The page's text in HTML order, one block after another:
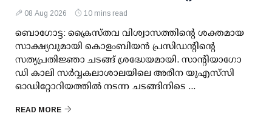
08 Aug 2026 10 mins read
ബൊഗോട്ട: ക്രൈസ്തവ വിശ്വാസത്തിന്റെ ശക്തമായ
സാക്ഷ്യവുമായി കൊളംബിയൻ പ്രസിഡന്റിന്റെ
സത്യപ്രതിജ്ഞാ ചടങ്ങ് ശ്രദ്ധേയമായി. സാന്റിയാഗോ
ഡി കാലി സർവ്വകലാശാലയിലെ അരീന യുഎസ്‌സി
ഓഡിറ്റോറിയത്തിൽ നടന്ന ചടങ്ങിനിടെ ...
READ MORE